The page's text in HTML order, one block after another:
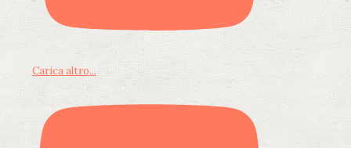
Carica altro...